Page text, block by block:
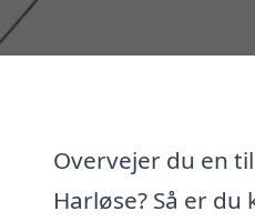
Overvejer du en
Harløse? Så er